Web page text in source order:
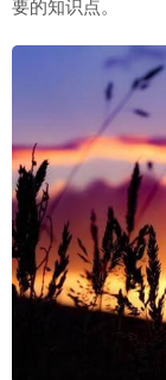
要的知识点。